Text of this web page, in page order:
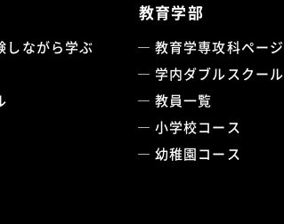
しながら学ぶ
教育学部
教育学専攻科ページ
学内ダブルスクール
教員一覧
小学校コース
幼稚園コース